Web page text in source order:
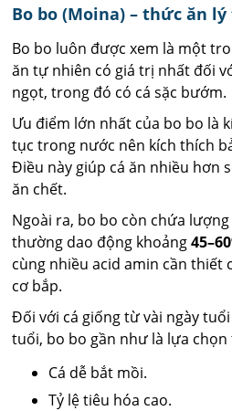
Bo bo (Moina) – thức ăn
Bo bo luôn được xem là một
ăn tự nhiên có giá trị nhất đối
ngọt, trong đó có cá sặc bướm.
Ưu điểm lớn nhất của bo bo là
tục trong nước nên kích thích
Điều này giúp cá ăn nhiều hơn
ăn chết.
Ngoài ra, bo bo còn chứa
thường dao động khoảng
cùng nhiều acid amin cần
cơ bắp.
Đối với cá giống từ vài ngày
tuổi, bo bo gần như là lựa chọn
Cá dễ bắt mồi.
Tỷ lệ tiêu hóa cao.